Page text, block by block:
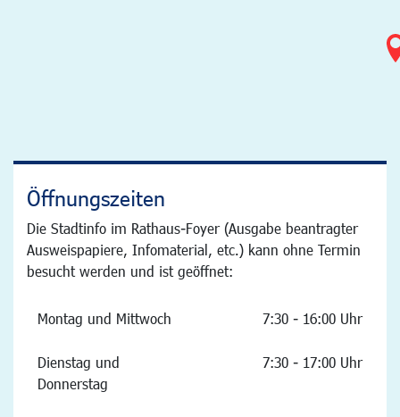
Öffnungszeiten
Die Stadtinfo im Rathaus-Foyer (Ausgabe beantragter
Ausweispapiere, Infomaterial, etc.) kann ohne Termin
besucht werden und ist geöffnet:
Montag und Mittwoch 7:30 - 16:00 Uhr
Dienstag und
Donnerstag
7:30 - 17:00 Uhr